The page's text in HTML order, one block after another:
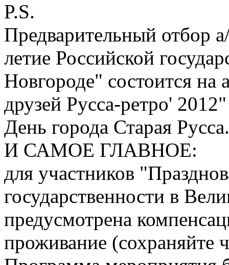
P.S.
Предварительный отбор
летие Российской
Новгороде" состоится на
друзей Русса-ретро'
День города Старая Русса.
И САМОЕ ГЛАВНОЕ:
для участников
государственности в
предусмотрена
проживание (сохраняйте